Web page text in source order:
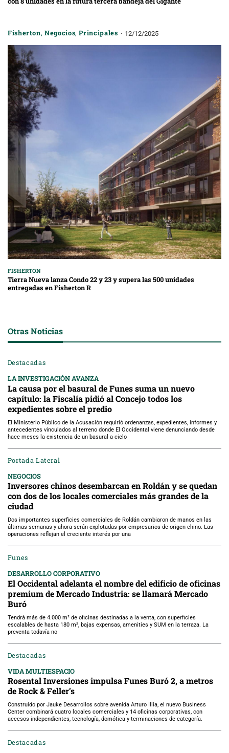
Fisherton,Negocios,Principales 12/12/2025
FISHERTON
Tierra Nueva lanza Condo 22 y 23 y supera las 500 unidades
entregadas en Fisherton R
Otras Noticias
Destacadas
LA INVESTIGACIÓN AVANZA
La causa por el basural de Funes suma un nuevo
capítulo: la Fiscalía pidió al Concejo todos los
expedientes sobre el predio
El Ministerio Público de la Acusación requirió ordenanzas, expedientes, informes y
antecedentes vinculados al terreno donde El Occidental viene denunciando desde
hace meses la existencia de un basural a cielo
Portada Lateral
NEGOCIOS
Inversores chinos desembarcan en Roldán y se quedan
con dos de los locales comerciales más grandes de la
ciudad
Dos importantes superficies comerciales de Roldán cambiaron de manos en las
últimas semanas y ahora serán explotadas por empresarios de origen chino. Las
operaciones reflejan el creciente interés por una
Funes
DESARROLLO CORPORATIVO
El Occidental adelanta el nombre del edificio de oficinas
premium de Mercado Industria: se llamará Mercado
Buró
Tendrá más de 4.000 m² de oficinas destinadas a la venta, con superficies
escalables de hasta 180 m², bajas expensas, amenities y SUM en la terraza. La
preventa todavía no
Destacadas
VIDA MULTIESPACIO
Rosental Inversiones impulsa Funes Buró 2, a metros
de Rock & Feller’s
Construido por Jauke Desarrollos sobre avenida Arturo Illia, el nuevo Business
Center combinará cuatro locales comerciales y 14 oficinas corporativas, con
accesos independientes, tecnología, domótica y terminaciones de categoría.
Destacadas